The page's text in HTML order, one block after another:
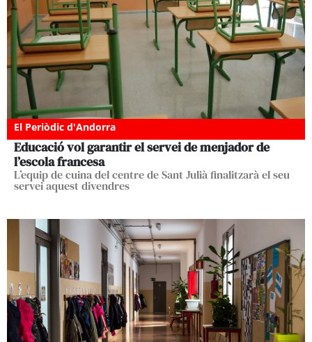
El Periòdic d'Andorra
Educació vol garantir el servei de menjador de
l’escola francesa
L’equip de cuina del centre de Sant Julià finalitzarà el seu
servei aquest divendres